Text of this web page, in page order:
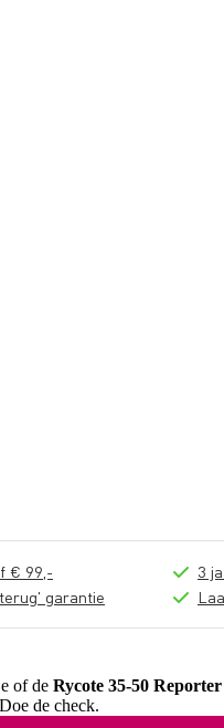
€ 99,-
garantie
3
of de Rycote 35-50
de check.